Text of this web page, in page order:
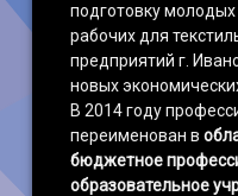
подготовку
рабочих для
предприятий г.
новых
В 2014 году
переименован в
бюджетное
образовательное